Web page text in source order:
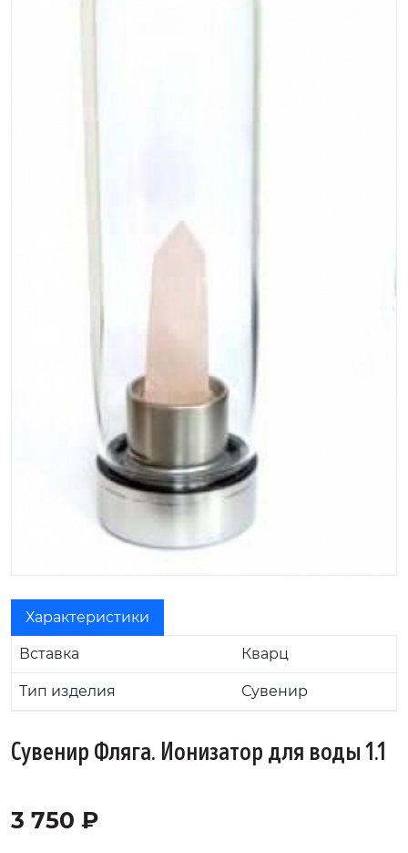
Характеристики
Вставка Кварц
Тип изделия Сувенир
Сувенир Фляга. Ионизатор для воды 1.1
3 750 ₽